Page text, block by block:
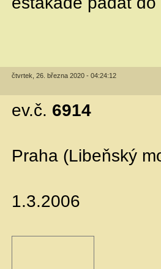
čtvrtek, 26. března 2020 - 04:24:12
ev.č. 6914
Praha (Libeňský
1.3.2006